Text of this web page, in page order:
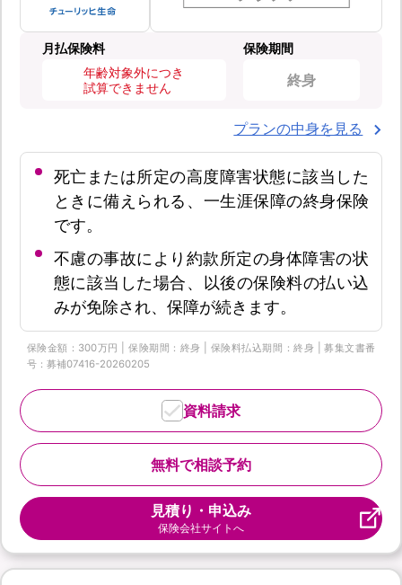
月払保険料
年齢対象外につき
試算できません
保険期間
終身
プランの中身を見る
死亡または所定の高度障害状態に該当した
ときに備えられる、一生涯保障の終身保険
です。
不慮の事故により約款所定の身体障害の状
態に該当した場合、以後の保険料の払い込
みが免除され、保障が続きます。
保険金額：300万円 | 保険期間：終身 | 保険料払込期間：終身 | 募集文書番
号：募補07416-20260205
無料で相談予約
資料請求
見積り・申込み
保険会社サイトへ